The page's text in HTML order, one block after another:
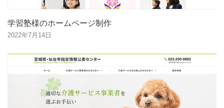
学習塾様のホームページ制作
2022年7月14日